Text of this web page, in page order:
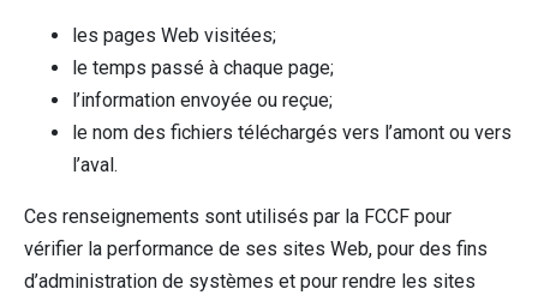
les pages Web visitées;
le temps passé à chaque page;
l’information envoyée ou reçue;
le nom des fichiers téléchargés vers l’amont ou vers
l’aval.
Ces renseignements sont utilisés par la FCCF pour
vérifier la performance de ses sites Web, pour des fins
d’administration de systèmes et pour rendre les sites